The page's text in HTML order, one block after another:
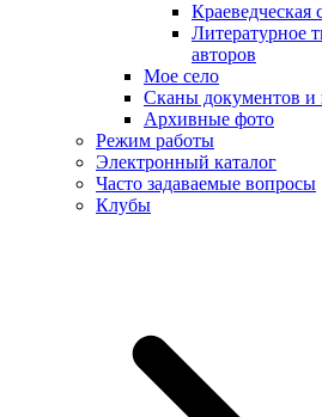
Литературное
авторов
Мое село
Сканы документов и
Архивные фото
Режим работы
Электронный каталог
Часто задаваемые вопросы
Клубы